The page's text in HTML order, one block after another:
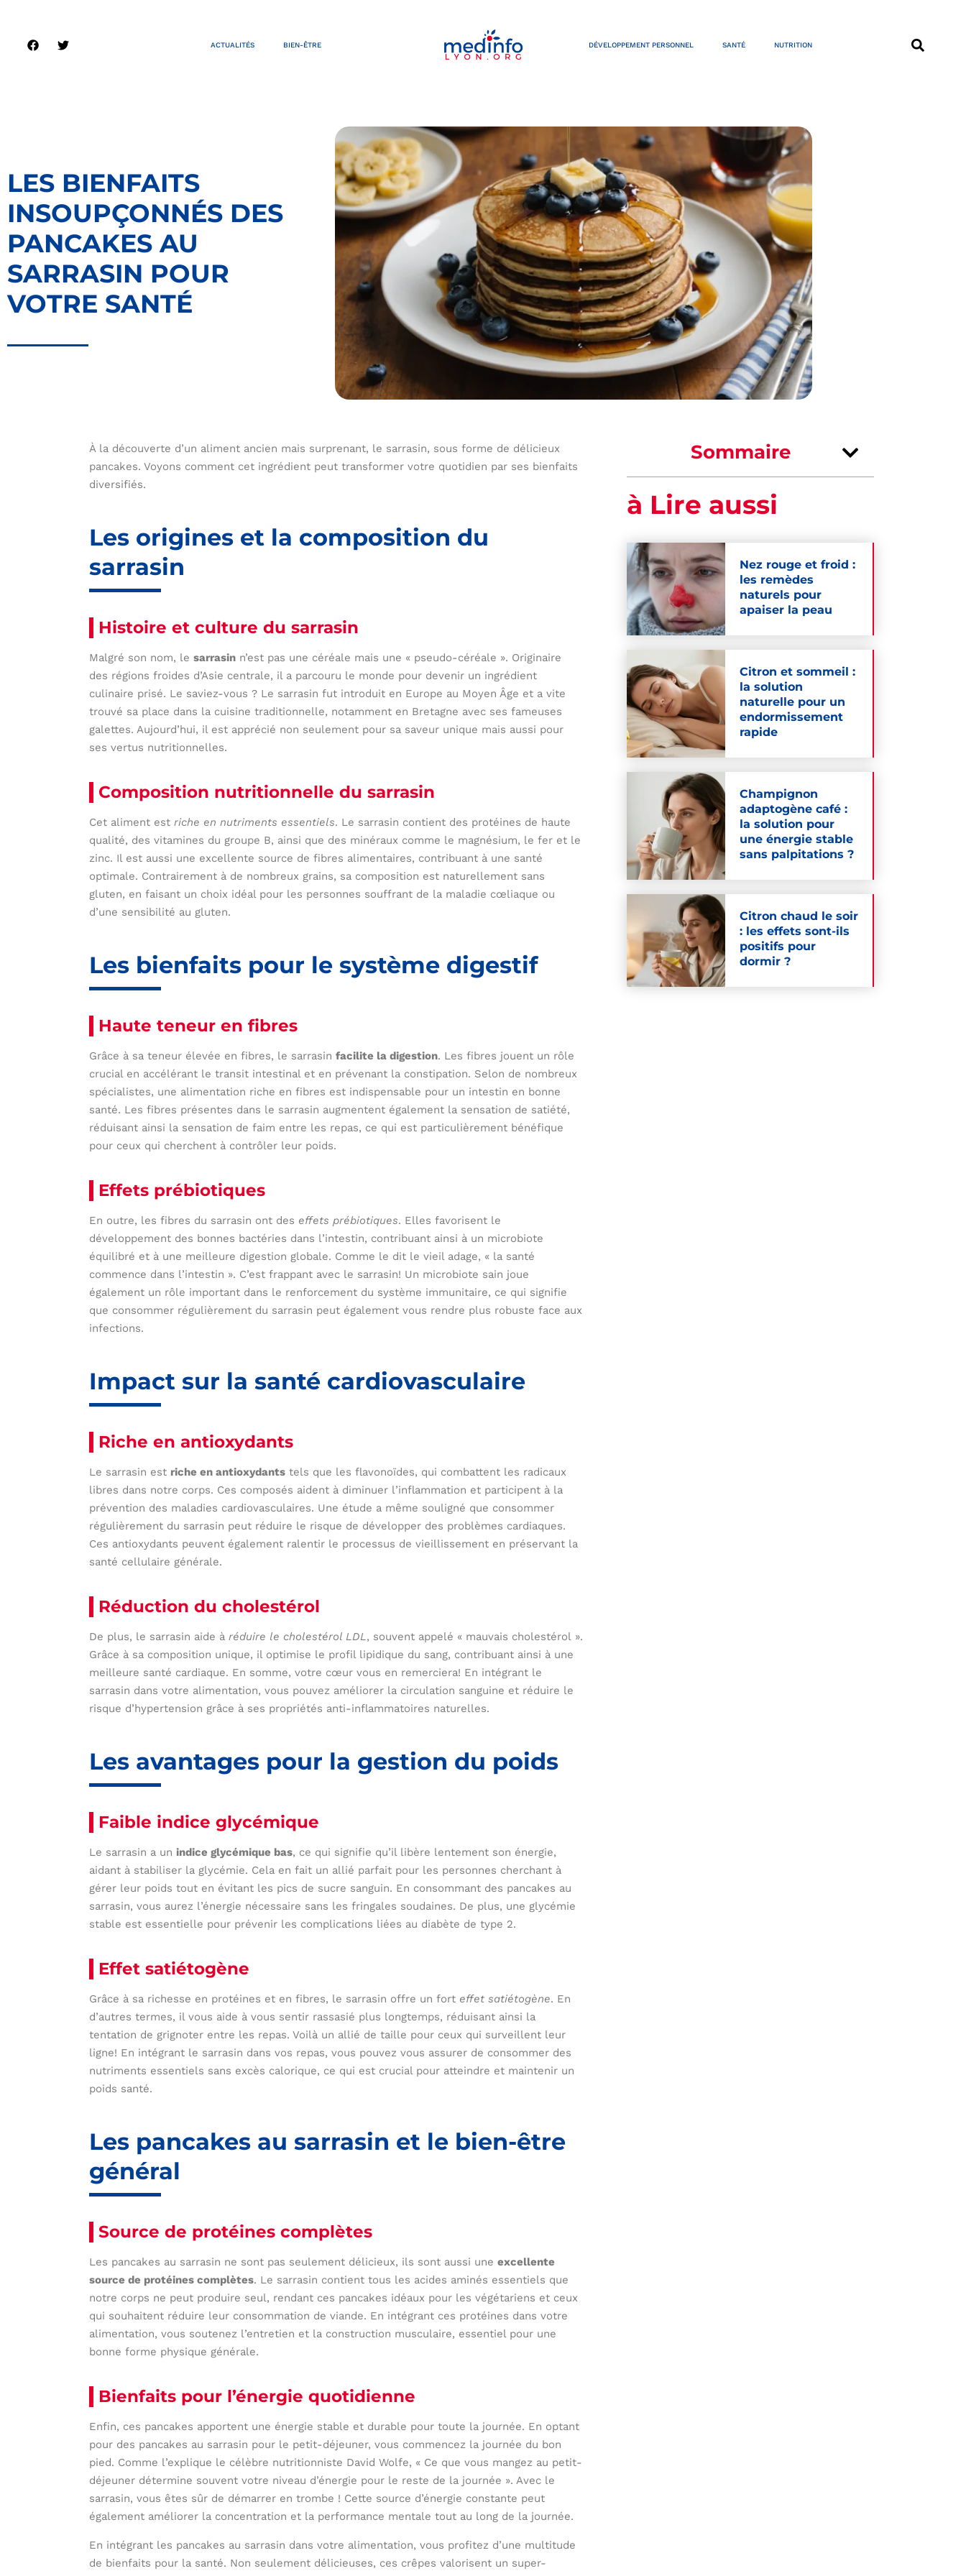
ACTUALITÉS BIEN-ÊTRE DÉVELOPPEMENT PERSONNEL SANTÉ NUTRITION
LES BIENFAITS
INSOUPÇONNÉS DES
PANCAKES AU
SARRASIN POUR
VOTRE SANTÉ
À la découverte d’un aliment ancien mais surprenant, le sarrasin, sous forme de délicieux
pancakes. Voyons comment cet ingrédient peut transformer votre quotidien par ses bienfaits
diversifiés.
Les origines et la composition du
sarrasin
Histoire et culture du sarrasin
Malgré son nom, lesarrasin n’est pas une céréale mais une « pseudo-céréale ». Originaire
des régions froides d’Asie centrale, il a parcouru le monde pour devenir un ingrédient
culinaire prisé. Le saviez-vous ? Le sarrasin fut introduit en Europe au Moyen Âge et a vite
trouvé sa place dans la cuisine traditionnelle, notamment en Bretagne avec ses fameuses
galettes. Aujourd’hui, il est apprécié non seulement pour sa saveur unique mais aussi pour
ses vertus nutritionnelles.
Composition nutritionnelle du sarrasin
Cet aliment estriche en nutriments essentiels. Le sarrasin contient des protéines de haute
qualité, des vitamines du groupe B, ainsi que des minéraux comme le magnésium, le fer et le
zinc. Il est aussi une excellente source de fibres alimentaires, contribuant à une santé
optimale. Contrairement à de nombreux grains, sa composition est naturellement sans
gluten, en faisant un choix idéal pour les personnes souffrant de la maladie cœliaque ou
d’une sensibilité au gluten.
Les bienfaits pour le système digestif
Haute teneur en fibres
Grâce à sa teneur élevée en fibres, le sarrasinfacilite la digestion. Les fibres jouent un rôle
crucial en accélérant le transit intestinal et en prévenant la constipation. Selon de nombreux
spécialistes, une alimentation riche en fibres est indispensable pour un intestin en bonne
santé. Les fibres présentes dans le sarrasin augmentent également la sensation de satiété,
réduisant ainsi la sensation de faim entre les repas, ce qui est particulièrement bénéfique
pour ceux qui cherchent à contrôler leur poids.
Effets prébiotiques
En outre, les fibres du sarrasin ont des effets prébiotiques. Elles favorisent le
développement des bonnes bactéries dans l’intestin, contribuant ainsi à un microbiote
équilibré et à une meilleure digestion globale. Comme le dit le vieil adage, « la santé
commence dans l’intestin ». C’est frappant avec le sarrasin! Un microbiote sain joue
également un rôle important dans le renforcement du système immunitaire, ce qui signifie
que consommer régulièrement du sarrasin peut également vous rendre plus robuste face aux
infections.
Impact sur la santé cardiovasculaire
Riche en antioxydants
Le sarrasin est riche en antioxydants tels que les flavonoïdes, qui combattent les radicaux
libres dans notre corps. Ces composés aident à diminuer l’inflammation et participent à la
prévention des maladies cardiovasculaires. Une étude a même souligné que consommer
régulièrement du sarrasin peut réduire le risque de développer des problèmes cardiaques.
Ces antioxydants peuvent également ralentir le processus de vieillissement en préservant la
santé cellulaire générale.
Réduction du cholestérol
De plus, le sarrasin aide àréduire le cholestérol LDL , souvent appelé « mauvais cholestérol ».
Grâce à sa composition unique, il optimise le profil lipidique du sang, contribuant ainsi à une
meilleure santé cardiaque. En somme, votre cœur vous en remerciera! En intégrant le
sarrasin dans votre alimentation, vous pouvez améliorer la circulation sanguine et réduire le
risque d’hypertension grâce à ses propriétés anti-inflammatoires naturelles.
Les avantages pour la gestion du poids
Faible indice glycémique
Le sarrasin a unindice glycémique bas, ce qui signifie qu’il libère lentement son énergie,
aidant à stabiliser la glycémie. Cela en fait un allié parfait pour les personnes cherchant à
gérer leur poids tout en évitant les pics de sucre sanguin. En consommant des pancakes au
sarrasin, vous aurez l’énergie nécessaire sans les fringales soudaines. De plus, une glycémie
stable est essentielle pour prévenir les complications liées au diabète de type 2.
Effet satiétogène
Grâce à sa richesse en protéines et en fibres, le sarrasin offre un fort effet satiétogène. En
d’autres termes, il vous aide à vous sentir rassasié plus longtemps, réduisant ainsi la
tentation de grignoter entre les repas. Voilà un allié de taille pour ceux qui surveillent leur
ligne! En intégrant le sarrasin dans vos repas, vous pouvez vous assurer de consommer des
nutriments essentiels sans excès calorique, ce qui est crucial pour atteindre et maintenir un
poids santé.
Les pancakes au sarrasin et le bien-être
général
Source de protéines complètes
Les pancakes au sarrasin ne sont pas seulement délicieux, ils sont aussi uneexcellente
source de protéines complètes. Le sarrasin contient tous les acides aminés essentiels que
notre corps ne peut produire seul, rendant ces pancakes idéaux pour les végétariens et ceux
qui souhaitent réduire leur consommation de viande. En intégrant ces protéines dans votre
alimentation, vous soutenez l’entretien et la construction musculaire, essentiel pour une
bonne forme physique générale.
Bienfaits pour l’énergie quotidienne
Enfin, ces pancakes apportent une énergie stable et durable pour toute la journée. En optant
pour des pancakes au sarrasin pour le petit-déjeuner, vous commencez la journée du bon
pied. Comme l’explique le célèbre nutritionniste David Wolfe, « Ce que vous mangez au petit-
déjeuner détermine souvent votre niveau d’énergie pour le reste de la journée ». Avec le
sarrasin, vous êtes sûr de démarrer en trombe ! Cette source d’énergie constante peut
également améliorer la concentration et la performance mentale tout au long de la journée.
En intégrant les pancakes au sarrasin dans votre alimentation, vous profitez d’une multitude
de bienfaits pour la santé. Non seulement délicieuses, ces crêpes valorisent un super-
Sommaire
à Lire aussi
Nez rouge et froid :
les remèdes
naturels pour
apaiser la peau
Citron et sommeil :
la solution
naturelle pour un
endormissement
rapide
Champignon
adaptogène café :
la solution pour
une énergie stable
sans palpitations ?
Citron chaud le soir
: les effets sont-ils
positifs pour
dormir ?